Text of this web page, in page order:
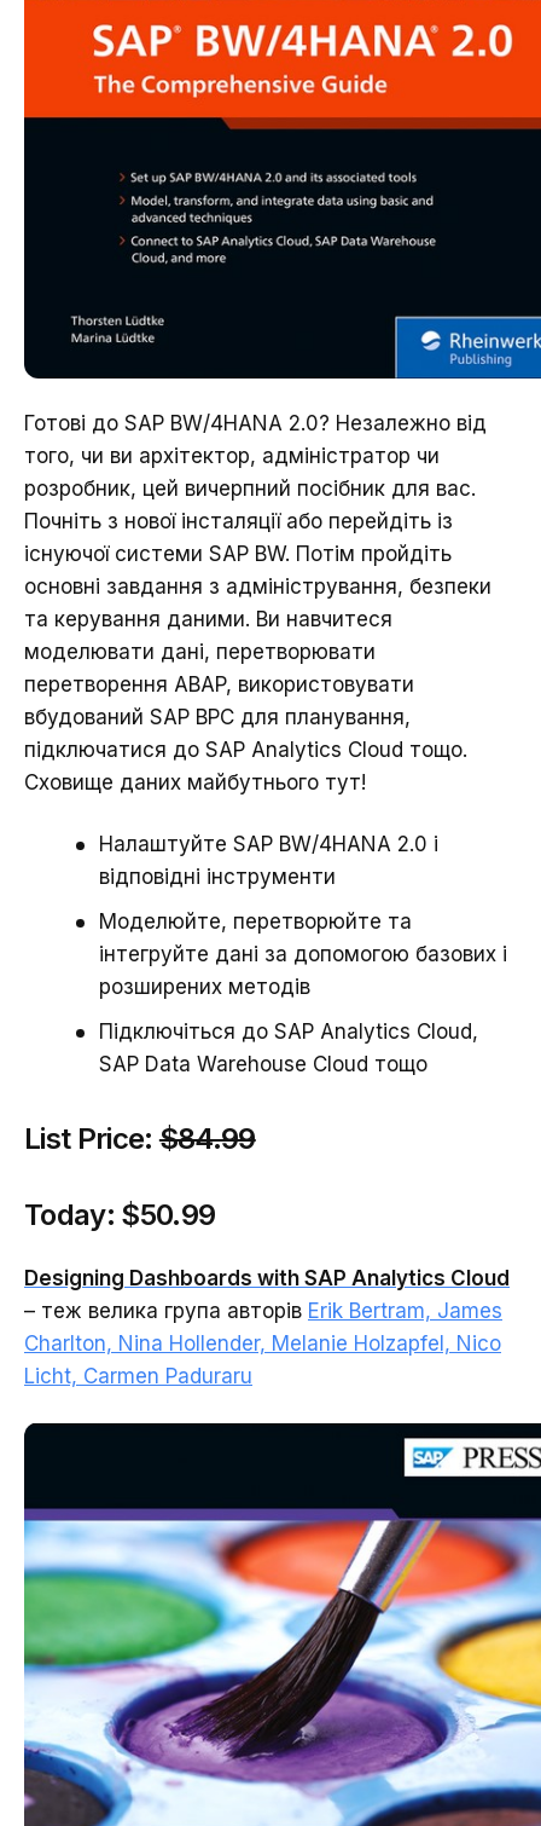
Готові до SAP BW/4HANA 2.0? Незалежно від
того, чи ви архітектор, адміністратор чи
розробник, цей вичерпний посібник для вас.
Почніть з нової інсталяції або перейдіть із
існуючої системи SAP BW. Потім пройдіть
основні завдання з адміністрування, безпеки
та керування даними. Ви навчитеся
моделювати дані, перетворювати
перетворення ABAP, використовувати
вбудований SAP BPC для планування,
підключатися до SAP Analytics Cloud тощо.
Сховище даних майбутнього тут!
Налаштуйте SAP BW/4HANA 2.0 і
відповідні інструменти
Моделюйте, перетворюйте та
інтегруйте дані за допомогою базових і
розширених методів
Підключіться до SAP Analytics Cloud,
SAP Data Warehouse Cloud тощо
List Price:$84.99
Today: $50.99
Designing Dashboards with SAP Analytics Cloud
– теж велика група авторів Erik Bertram, James
Charlton, Nina Hollender, Melanie Holzapfel, Nico
Licht, Carmen Paduraru
Дякую, ваше